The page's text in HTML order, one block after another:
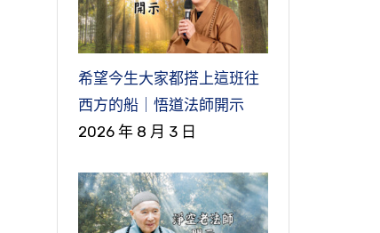
希望今生大家都搭上這班往
西方的船｜悟道法師開示
2026 年 8 月 3 日